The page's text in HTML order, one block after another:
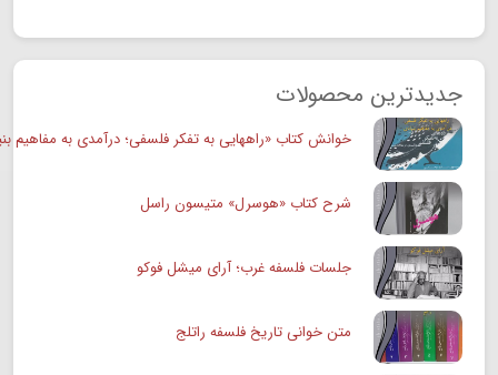
جدیدترین محصولات
خوانش کتاب «راههایی به تفکر فلسفی؛ درآمدی به مفاهیم
شرح کتاب «هوسرل» متیسون راسل
جلسات فلسفه غرب؛ آرای میشل فوکو
متن خوانی تاریخ فلسفه راتلج